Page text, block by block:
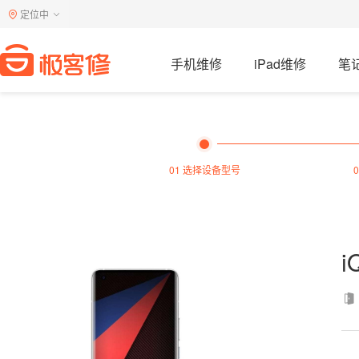
定位中
手机维修 iPad维修 笔
01 选择设备型号